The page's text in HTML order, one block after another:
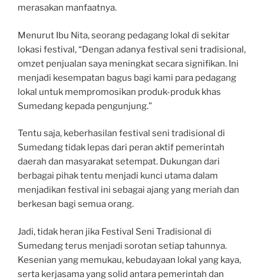
merasakan manfaatnya.
Menurut Ibu Nita, seorang pedagang lokal di sekitar
lokasi festival, “Dengan adanya festival seni tradisional,
omzet penjualan saya meningkat secara signifikan. Ini
menjadi kesempatan bagus bagi kami para pedagang
lokal untuk mempromosikan produk-produk khas
Sumedang kepada pengunjung.”
Tentu saja, keberhasilan festival seni tradisional di
Sumedang tidak lepas dari peran aktif pemerintah
daerah dan masyarakat setempat. Dukungan dari
berbagai pihak tentu menjadi kunci utama dalam
menjadikan festival ini sebagai ajang yang meriah dan
berkesan bagi semua orang.
Jadi, tidak heran jika Festival Seni Tradisional di
Sumedang terus menjadi sorotan setiap tahunnya.
Kesenian yang memukau, kebudayaan lokal yang kaya,
serta kerjasama yang solid antara pemerintah dan